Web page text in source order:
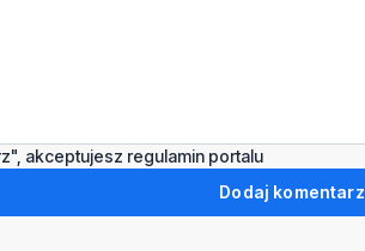
akceptujesz regulamin portalu
Dodaj komentarz